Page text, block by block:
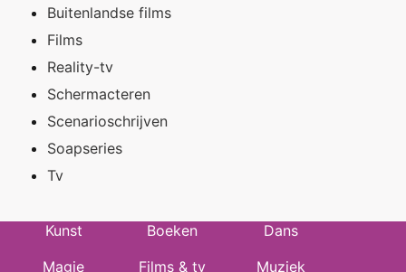
Buitenlandse films
Films
Reality-tv
Schermacteren
Scenarioschrijven
Soapseries
Tv
Kunst Boeken
Dans
Magie
Films & tv Muziek